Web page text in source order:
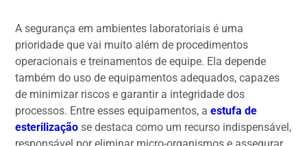
A segurança em ambientes laboratoriais é uma
prioridade que vai muito além de procedimentos
operacionais e treinamentos de equipe. Ela depende
também do uso de equipamentos adequados, capazes
de minimizar riscos e garantir a integridade dos
processos. Entre esses equipamentos, aestufa de
esterilização se destaca como um recurso indispensável,